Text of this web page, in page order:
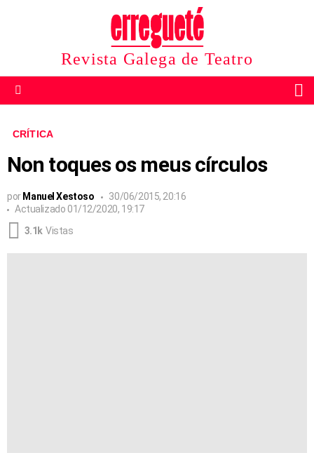
Revista Galega de Teatro
CRÍTICA
Non toques os meus círculos
por Manuel Xestoso
30/06/2015, 20:16
Actualizado 01/12/2020, 19:17
3.1k Vistas